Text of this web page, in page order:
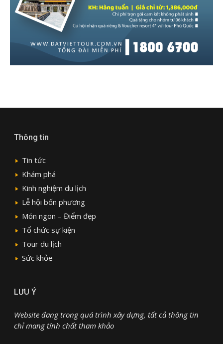
Thông tin
Tin tức
Khám phá
Kinh nghiệm du lịch
Lễ hội bốn phương
Món ngon – Điểm đẹp
Tổ chức sự kiện
Tour du lịch
Sức khỏe
LƯU Ý
Website đang trong quá trình xây dựng, tất cả thông tin
chỉ mang tính chất tham khảo